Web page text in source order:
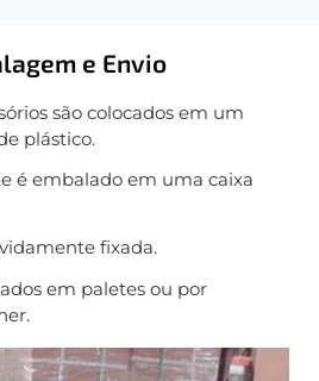
e Envio
são colocados em um
plástico.
é embalado em uma caixa
fixada.
em paletes ou por